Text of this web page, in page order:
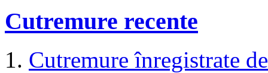
Cutremure recente
Cutremure înregistrate